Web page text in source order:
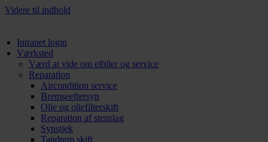
Videre til indhold
Intranet login
Værksted
Værd at vide om elbiler og service
Reparation
Aircondition service
Bremseeftersyn
Olie og oliefilterskift
Reparation af stenslag
Synstjek
Tandrem skift